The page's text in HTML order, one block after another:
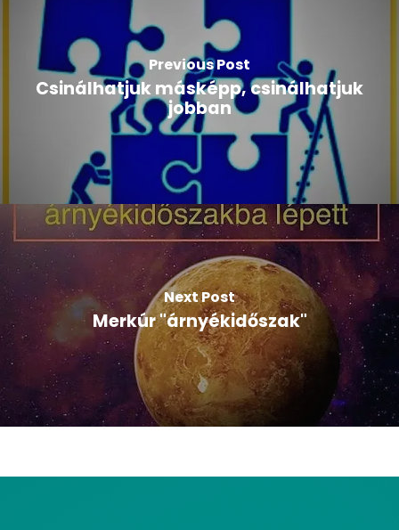
Previous Post
Csinálhatjuk másképp, csinálhatjuk
jobban
Next Post
Merkúr "árnyékidőszak"